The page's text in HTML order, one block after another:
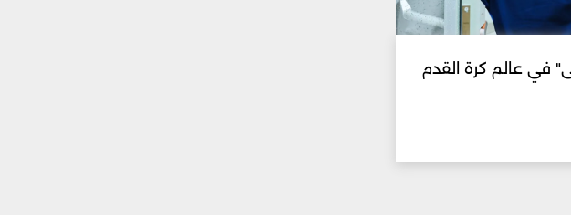
في عالم كرة القدم